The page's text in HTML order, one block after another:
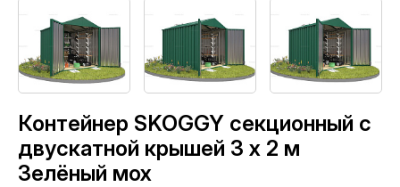
Контейнер SKOGGY секционный с
двускатной крышей 3 х 2 м
Зелёный мох